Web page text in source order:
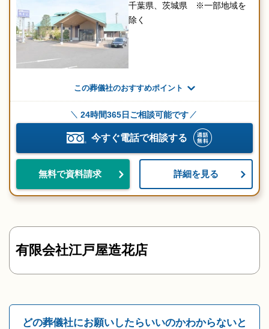
千葉県、茨城県 ※⼀部地域を
除く
この葬儀社のおすすめポイント
24時間365日ご相談可能です
今すぐ電話で相談する
無料で資料請求 詳細を見る
有限会社江戸屋造花店
どの葬儀社にお願いしたらいいのかわからないと